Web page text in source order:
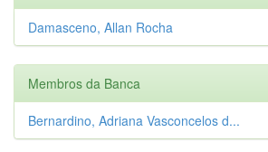
Damasceno, Allan Rocha
Membros da Banca
Bernardino, Adriana Vasconcelos d...